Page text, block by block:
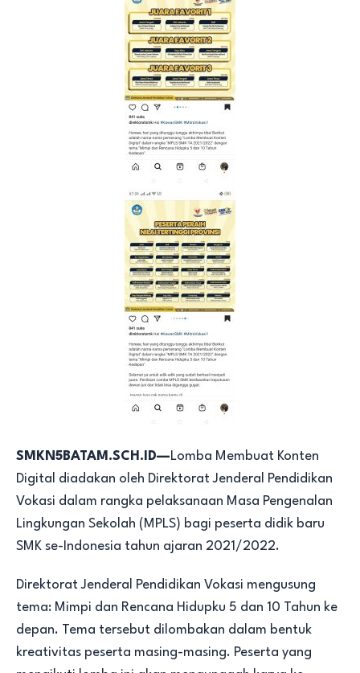
SMKN5BATAM.SCH.ID—Lomba Membuat Konten
Digital diadakan oleh Direktorat Jenderal Pendidikan
Vokasi dalam rangka pelaksanaan Masa Pengenalan
Lingkungan Sekolah (MPLS) bagi peserta didik baru
SMK se-Indonesia tahun ajaran 2021/2022.
Direktorat Jenderal Pendidikan Vokasi mengusung
tema: Mimpi dan Rencana Hidupku 5 dan 10 Tahun ke
depan. Tema tersebut dilombakan dalam bentuk
kreativitas peserta masing-masing. Peserta yang